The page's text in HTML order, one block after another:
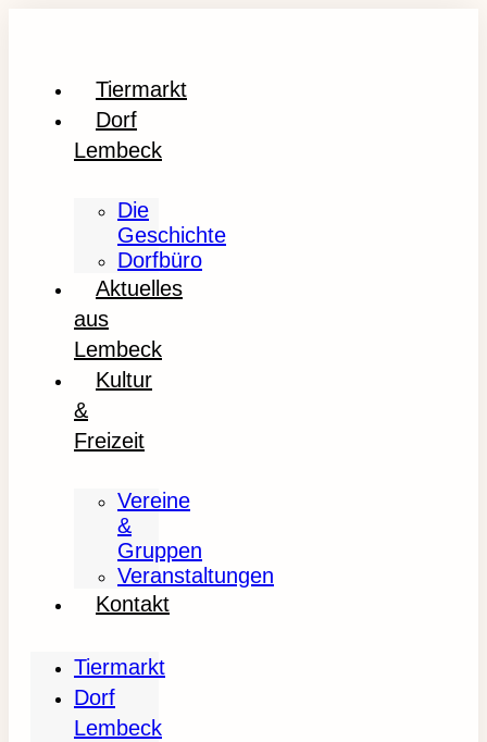
Tiermarkt
Dorf
Lembeck
Die
Geschichte
Dorfbüro
Aktuelles
aus
Lembeck
Kultur
&
Freizeit
Vereine
&
Gruppen
Veranstaltungen
Kontakt
Tiermarkt
Dorf
Lembeck